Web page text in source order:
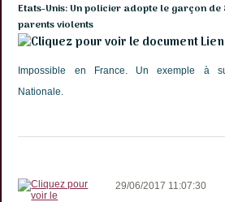
Etats-Unis: Un policier adopte le garçon de
parents violents
Impossible en France. Un exemple à
Nationale.
29/06/2017 11:07:30